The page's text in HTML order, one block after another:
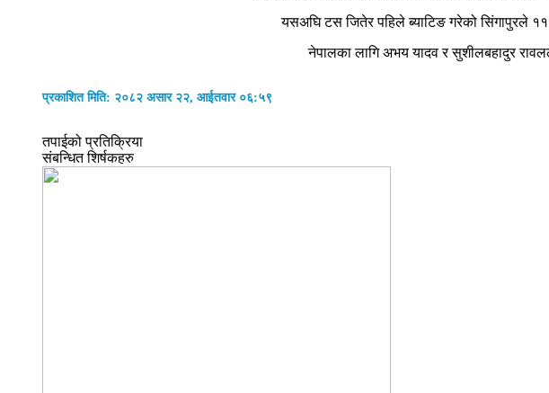
यसअघि टस जितेर पहिले ब्याटिङ गरेको सिंगापुरले
नेपालका लागि अभय यादव र सुशीलबहादुर
प्रकाशित मिति: २०८२ असार २२, आईतवार ०६:५९
तपाईको प्रतिक्रिया
संबन्धित शिर्षकहरु